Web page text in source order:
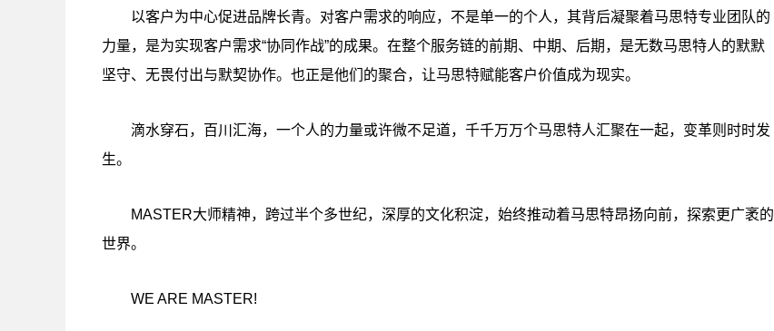
以客户为中心促进品牌长青。对客户需求的响应，不是单一的个人，其背后凝聚着马思特专业团队的
力量，是为实现客户需求“协同作战”的成果。在整个服务链的前期、中期、后期，是无数马思特人的默默
坚守、无畏付出与默契协作。也正是他们的聚合，让马思特赋能客户价值成为现实。
滴水穿石，百川汇海，一个人的力量或许微不足道，千千万万个马思特人汇聚在一起，变革则时时发
生。
MASTER大师精神，跨过半个多世纪，深厚的文化积淀，始终推动着马思特昂扬向前，探索更广袤的
世界。
WE ARE MASTER!